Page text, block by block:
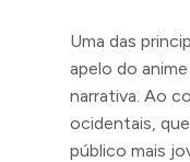
Uma das
apelo do
narrativa. Ao
ocidentais,
público mais